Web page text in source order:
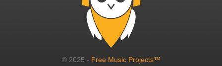
© 2025 - Free Music Projects™